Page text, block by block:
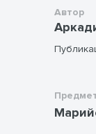
Автор